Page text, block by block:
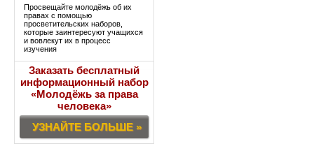
Просвещайте молодёжь об их
правах с помощью
просветительских наборов,
которые заинтересуют учащихся
и вовлекут их в процесс
изучения
Заказать бесплатный
информационный набор
«Молодёжь за права
человека»
УЗНАЙТЕ БОЛЬШЕ »